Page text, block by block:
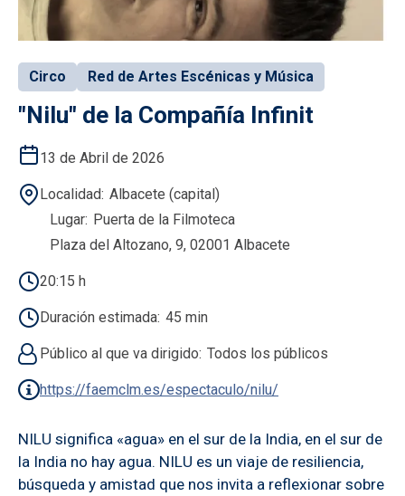
Circo Red de Artes Escénicas y Música
"Nilu" de la Compañía Infinit
13 de Abril de 2026
Localidad Albacete (capital)
Lugar Puerta de la Filmoteca
Plaza del Altozano, 9, 02001 Albacete
20:15 h
Duración estimada 45 min
Público al que va dirigido Todos los públicos
https://faemclm.es/espectaculo/nilu/
NILU significa «agua» en el sur de la India, en el sur de
la India no hay agua. NILU es un viaje de resiliencia,
búsqueda y amistad que nos invita a reflexionar sobre